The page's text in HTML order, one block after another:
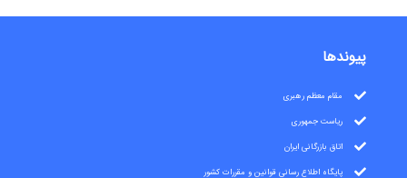
پیوندها
مقام معظم رهبری
ریاست جمهوری
اتاق بازرگانی ایران
پایگاه اطلاع رسانی قوانین و مقررات کشور